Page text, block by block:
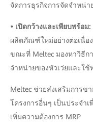
จัดการธุรกิจการจัดจำหน่
• เปิดกว้างและเพียบพร้อม:
ผลิตภัณฑ์ใหม่อย่างต่อเนื่อ
ขณะที่ Meltec มองหาวิธีก
จำหน่ายของหัวเว่ยและใช้
Meltec ช่วยส่งเสริมการ
โครงการอื่นๆ เป็นประจำ
เพิ่มความต้องการ MRP